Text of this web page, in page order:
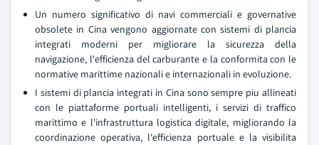
Un numero significativo di navi commerciali e governative
obsolete in Cina vengono aggiornate con sistemi di plancia
integrati moderni per migliorare la sicurezza della
navigazione, l'efficienza del carburante e la conformita con le
normative marittime nazionali e internazionali in evoluzione.
I sistemi di plancia integrati in Cina sono sempre piu allineati
con le piattaforme portuali intelligenti, i servizi di traffico
marittimo e l'infrastruttura logistica digitale, migliorando la
coordinazione operativa, l'efficienza portuale e la visibilita